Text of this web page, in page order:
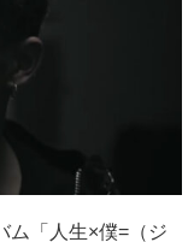
ム「人生×僕= （ジ